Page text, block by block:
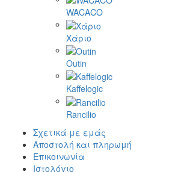
WACACO
Χάριο
Outin
Kaffelogic
Rancilio
Σχετικά με εμάς
Αποστολή και πληρωμή
Επικοινωνία
Ιστολόγιο